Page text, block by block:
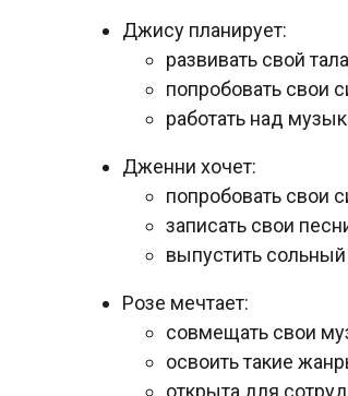
Джису планирует:
развивать свой
попробовать свои
работать над
Дженни хочет:
попробовать свои
записать свои
выпустить
Розе мечтает:
совмещать свои
освоить такие
открыта для